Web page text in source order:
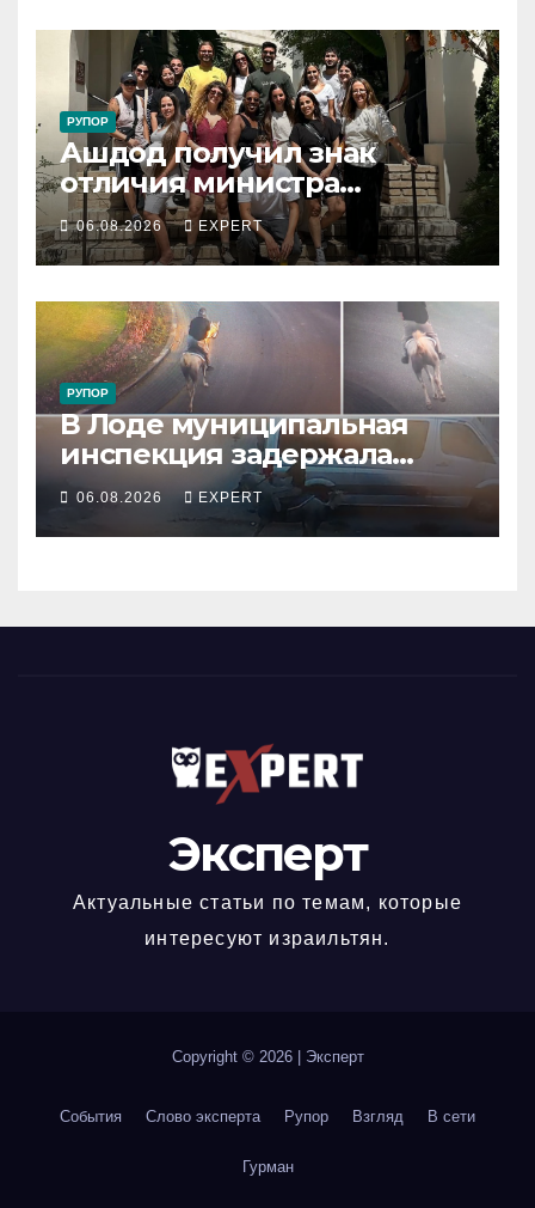
РУПОР
Ашдод получил знак
отличия министра
обороны за поддержку
резервистов
06.08.2026 EXPERT
РУПОР
В Лоде муниципальная
инспекция задержала
подростка, устроившего
опасную скачку на лошади
по улицам города
06.08.2026 EXPERT
Эксперт
Актуальные статьи по темам, которые
интересуют израильтян.
Copyright © 2026 Эксперт
События Слово эксперта Рупор Взгляд В сети
Гурман